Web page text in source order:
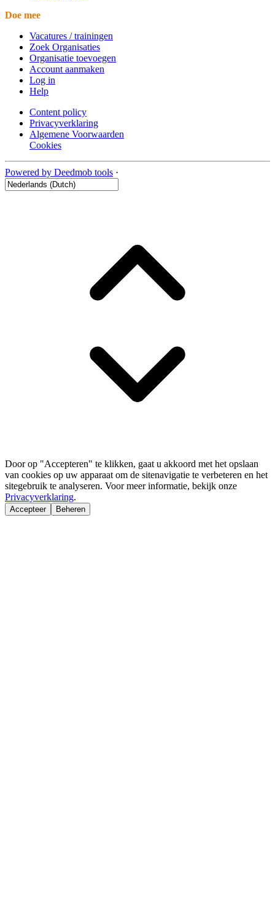
Doe mee
Vacatures / trainingen
Zoek Organisaties
Organisatie toevoegen
Account aanmaken
Log in
Help
Content policy
Privacyverklaring
Algemene Voorwaarden
Cookies
Powered by Deedmob tools ·
Door op "Accepteren" te klikken, gaat u akkoord met het opslaan
van cookies op uw apparaat om de sitenavigatie te verbeteren en het
sitegebruik te analyseren. Voor meer informatie, bekijk onze
Privacyverklaring.
Accepteer Beheren